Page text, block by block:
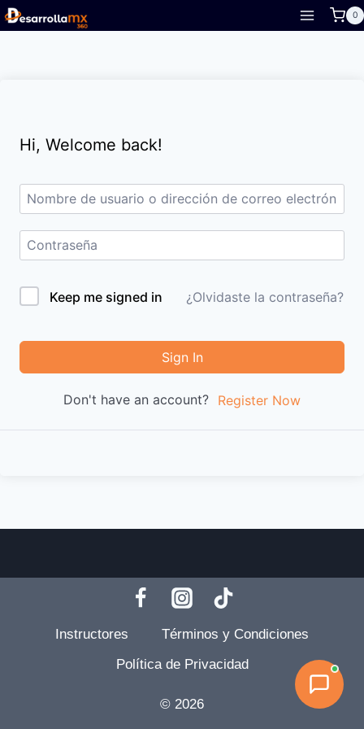
Skip
to
0
Hi, Welcome back!
Keep me signed in ¿Olvidaste la contraseña?
Sign In
Don't have an account? Register Now
Instructores
Términos y Condiciones
Política de Privacidad
© 2026